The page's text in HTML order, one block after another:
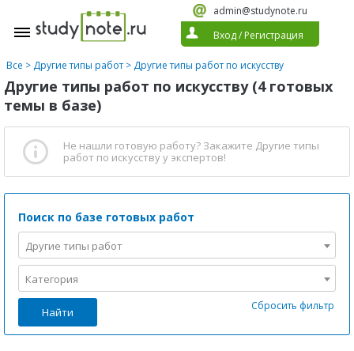
admin@studynote.ru
Вход/ Регистрация
Все > Другие типы работ > Другие типы работ по искусству
Другие типы работ по искусству (4 готовых
темы в базе)
Не нашли готовую работу? Закажите Другие типы
работ по искусствуу экспертов!
Поиск по базе готовых работ
Другие типы работ
Категория
Найти Сбросить фильтр